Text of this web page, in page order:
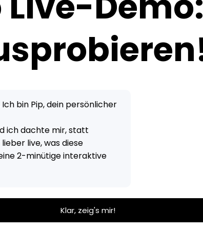
Ich bin Pip, dein persönlicher
ich dachte mir, statt
live, was diese
2-minütige interaktive
Klar, zeig's mir!